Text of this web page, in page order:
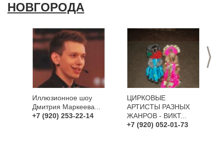
НОВГОРОДА
>
Иллюзионное шоу
Дмитрия Маркеева...
+7 (920) 253-22-14
ЦИРКОВЫЕ
АРТИСТЫ РАЗНЫХ
ЖАНРОВ - ВИКТ...
+7 (920) 052-01-73